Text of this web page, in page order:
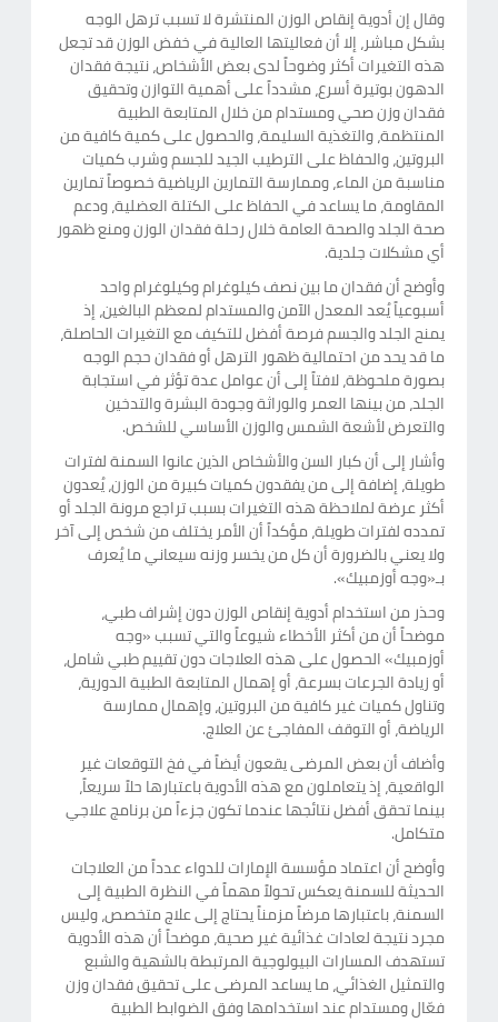
وقال إن أدوية إنقاص الوزن المنتشرة لا تسبب ترهل الوجه
بشكل مباشر، إلا أن فعاليتها العالية في خفض الوزن قد تجعل
هذه التغيرات أكثر وضوحاً لدى بعض الأشخاص، نتيجة فقدان
الدهون بوتيرة أسرع، مشدداً على أهمية التوازن وتحقيق
فقدان وزن صحي ومستدام من خلال المتابعة الطبية
المنتظمة، والتغذية السليمة، والحصول على كمية كافية من
البروتين، والحفاظ على الترطيب الجيد للجسم وشرب كميات
مناسبة من الماء، وممارسة التمارين الرياضية خصوصاً تمارين
المقاومة، ما يساعد في الحفاظ على الكتلة العضلية، ودعم
صحة الجلد والصحة العامة خلال رحلة فقدان الوزن ومنع ظهور
أي مشكلات جلدية.
وأوضح أن فقدان ما بين نصف كيلوغرام وكيلوغرام واحد
أسبوعياً يُعد المعدل الآمن والمستدام لمعظم البالغين، إذ
يمنح الجلد والجسم فرصة أفضل للتكيف مع التغيرات الحاصلة،
ما قد يحد من احتمالية ظهور الترهل أو فقدان حجم الوجه
بصورة ملحوظة، لافتاً إلى أن عوامل عدة تؤثر في استجابة
الجلد، من بينها العمر والوراثة وجودة البشرة والتدخين
والتعرض لأشعة الشمس والوزن الأساسي للشخص.
وأشار إلى أن كبار السن والأشخاص الذين عانوا السمنة لفترات
طويلة، إضافة إلى من يفقدون كميات كبيرة من الوزن، يُعدون
أكثر عرضة لملاحظة هذه التغيرات بسبب تراجع مرونة الجلد أو
تمدده لفترات طويلة، مؤكداً أن الأمر يختلف من شخص إلى آخر
ولا يعني بالضرورة أن كل من يخسر وزنه سيعاني ما يُعرف
بـ«وجه أوزمبيك».
وحذر من استخدام أدوية إنقاص الوزن دون إشراف طبي،
موضحاً أن من أكثر الأخطاء شيوعاً والتي تسبب «وجه
أوزمبيك» الحصول على هذه العلاجات دون تقييم طبي شامل،
أو زيادة الجرعات بسرعة، أو إهمال المتابعة الطبية الدورية،
وتناول كميات غير كافية من البروتين، وإهمال ممارسة
الرياضة، أو التوقف المفاجئ عن العلاج.
وأضاف أن بعض المرضى يقعون أيضاً في فخ التوقعات غير
الواقعية، إذ يتعاملون مع هذه الأدوية باعتبارها حلاً سريعاً،
بينما تحقق أفضل نتائجها عندما تكون جزءاً من برنامج علاجي
متكامل.
وأوضح أن اعتماد مؤسسة الإمارات للدواء عدداً من العلاجات
الحديثة للسمنة يعكس تحولاً مهماً في النظرة الطبية إلى
السمنة، باعتبارها مرضاً مزمناً يحتاج إلى علاج متخصص، وليس
مجرد نتيجة لعادات غذائية غير صحية، موضحاً أن هذه الأدوية
تستهدف المسارات البيولوجية المرتبطة بالشهية والشبع
والتمثيل الغذائي، ما يساعد المرضى على تحقيق فقدان وزن
فعّال ومستدام عند استخدامها وفق الضوابط الطبية